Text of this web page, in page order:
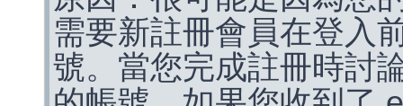
需要新註冊會員在登入
號。當您完成註冊時討